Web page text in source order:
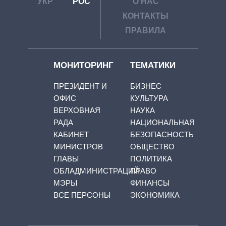
КОНТАКТЫ
ПРАВИЛА
МОНИТОРИНГ
ПРЕЗИДЕНТ И
ОФИС
ВЕРХОВНАЯ
РАДА
КАБИНЕТ
МИНИСТРОВ
ГЛАВЫ
ОБЛАДМИНИСТРАЦИЙ
МЭРЫ
ВСЕ ПЕРСОНЫ
ТЕМАТИКИ
БИЗНЕС
КУЛЬТУРА
НАУКА
НАЦИОНАЛЬНАЯ
БЕЗОПАСНОСТЬ
ОБЩЕСТВО
ПОЛИТИКА
ПРАВО
ФИНАНСЫ
ЭКОНОМИКА